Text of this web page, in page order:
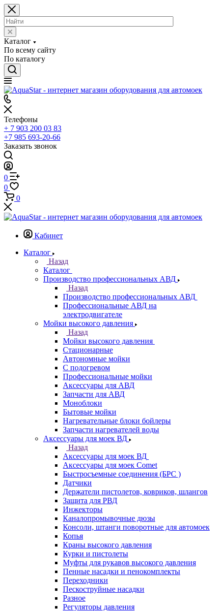
Каталог
По всему сайту
По каталогу
Телефоны
+ 7 903 200 03 83
+7 985 693-20-66
Заказать звонок
0
0
0
Кабинет
Каталог
Назад
Каталог
Производство профессиональных АВД
Назад
Производство профессиональных АВД
Профессиональные АВД на
электродвигателе
Мойки высокого давления
Назад
Мойки высокого давления
Стационарные
Автономные мойки
С подогревом
Профессиональные мойки
Аксессуары для АВД
Запчасти для АВД
Моноблоки
Бытовые мойки
Нагревательные блоки бойлеры
Запчасти нагревателей воды
Аксессуары для моек ВД
Назад
Аксессуары для моек ВД
Аксессуары для моек Comet
Быстросъемные соединения (БРС )
Датчики
Держатели пистолетов, ковриков, шлангов
Защита для РВД
Инжекторы
Каналопромывочные дюзы
Консоли, штанги поворотные для автомоек
Копья
Краны высокого давления
Курки и пистолеты
Муфты для рукавов высокого давления
Пенные насадки и пенокомплекты
Переходники
Пескоструйные насадки
Разное
Регуляторы давления